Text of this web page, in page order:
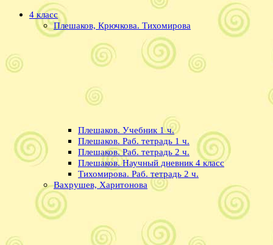
4 класс
Плешаков, Крючкова. Тихомирова
Плешаков. Учебник 1 ч.
Плешаков. Раб. тетрадь 1 ч.
Плешаков. Раб. тетрадь 2 ч.
Плешаков. Научный дневник 4 класс
Тихомирова. Раб. тетрадь 2 ч.
Вахрушев, Харитонова